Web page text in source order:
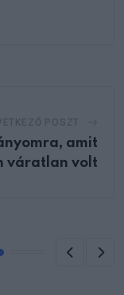
amit
váratlan volt